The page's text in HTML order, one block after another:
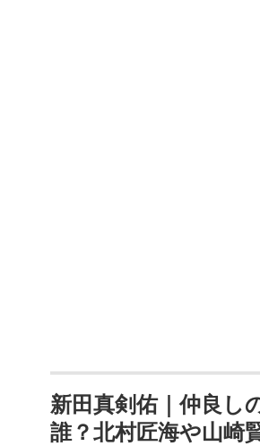
新田真剣佑｜仲良し
誰？北村匠海や山崎